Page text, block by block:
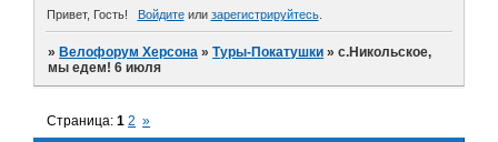
Привет, Гость! Войдитеили зарегистрируйтесь.
»Велофорум Херсона »Туры-Покатушки »с.Никольское,
мы едем! 6 июля
Страница:1 2 »